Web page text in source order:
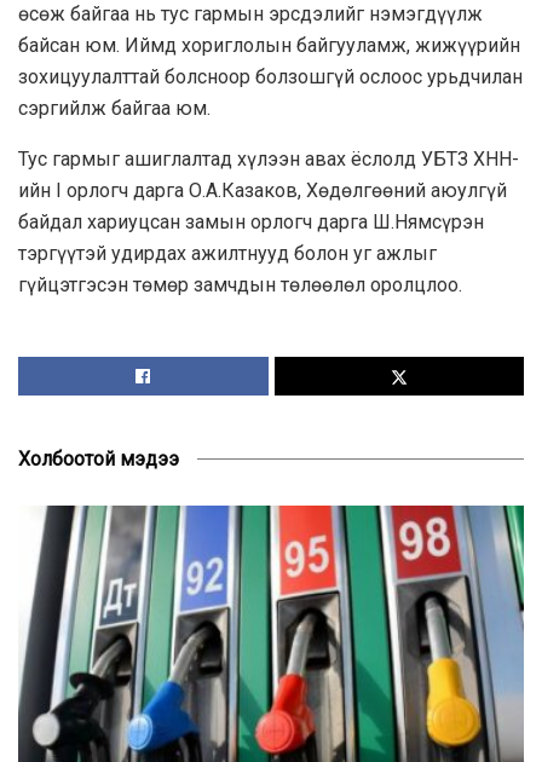
өсөж байгаа нь тус гармын эрсдэлийг нэмэгдүүлж
байсан юм. Иймд хориглолын байгууламж, жижүүрийн
зохицуулалттай болсноор болзошгүй ослоос урьдчилан
сэргийлж байгаа юм.
Тус гармыг ашиглалтад хүлээн авах ёслолд УБТЗ ХНН-
ийн I орлогч дарга О.А.Казаков, Хөдөлгөөний аюулгүй
байдал хариуцсан замын орлогч дарга Ш.Нямсүрэн
тэргүүтэй удирдах ажилтнууд болон уг ажлыг
гүйцэтгэсэн төмөр замчдын төлөөлөл оролцлоо.
Холбоотой мэдээ